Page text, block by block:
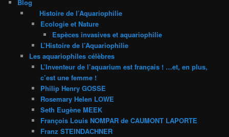
Blog
Histoire de l’Aquariophilie
Ecologie et Nature
Espèces invasives et aquariophilie
L’Histoire de l’Aquariophilie
Les aquariophiles célèbres
L’Inventeur de l’aquarium est français ! …et, en plus,
c’est une femme !
Philip Henry GOSSE
Rosemary Helen LOWE
Seth Eugène MEEK
François Louis NOMPAR de CAUMONT LAPORTE
Franz STEINDACHNER